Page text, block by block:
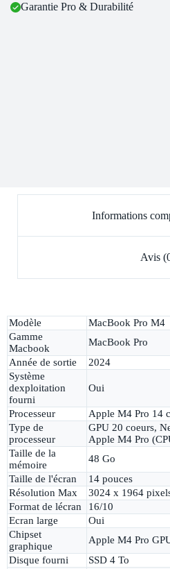
Garantie Pro & Durabilité
Informations
Avis
Modèle
MacBook Pro M4
Gamme
Macbook
MacBook Pro
Année de sortie
2024
Système
dexploitation
fourni
Oui
Processeur
Apple M4 Pro 14
Type de
processeur
GPU 20 coeurs,
Apple M4 Pro
Taille de la
mémoire
48 Go
Taille de l'écran
14 pouces
Résolution Max
3024 x 1964
Format de lécran
16/10
Ecran large
Oui
Chipset
graphique
Apple M4 Pro
Disque fourni
SSD 4 To